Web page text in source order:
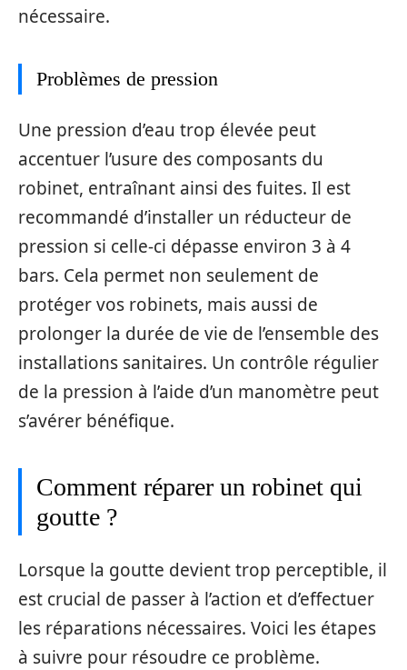
nécessaire.
Problèmes de pression
Une pression d’eau trop élevée peut
accentuer l’usure des composants du
robinet, entraînant ainsi des fuites. Il est
recommandé d’installer un réducteur de
pression si celle-ci dépasse environ 3 à 4
bars. Cela permet non seulement de
protéger vos robinets, mais aussi de
prolonger la durée de vie de l’ensemble des
installations sanitaires. Un contrôle régulier
de la pression à l’aide d’un manomètre peut
s’avérer bénéfique.
Comment réparer un robinet qui
goutte ?
Lorsque la goutte devient trop perceptible, il
est crucial de passer à l’action et d’effectuer
les réparations nécessaires. Voici les étapes
à suivre pour résoudre ce problème.